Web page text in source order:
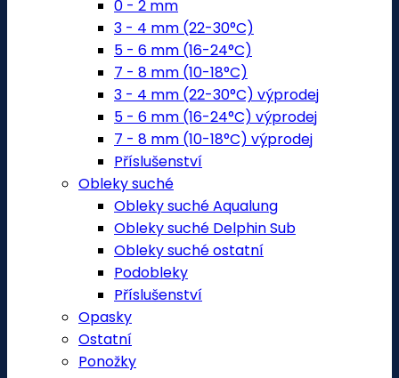
0 - 2 mm
3 - 4 mm (22-30°C)
5 - 6 mm (16-24°C)
7 - 8 mm (10-18°C)
3 - 4 mm (22-30°C) výprodej
5 - 6 mm (16-24°C) výprodej
7 - 8 mm (10-18°C) výprodej
Příslušenství
Obleky suché
Obleky suché Aqualung
Obleky suché Delphin Sub
Obleky suché ostatní
Podobleky
Příslušenství
Opasky
Ostatní
Ponožky